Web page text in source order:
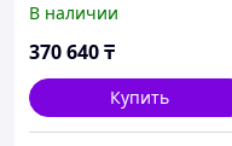
вке 1 подходит для
ELOMA
В наличии
370 640₸
Купить